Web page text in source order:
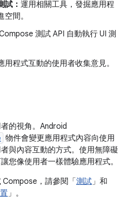
試： 運用相關工具，發掘應用程
間。
測試 API 自動執行 UI 測
用程式互動的使用者收集意見。
的視角。Android
物件會變更應用程式內容向使用
與內容互動的方式。使用無障礙
您像使用者一樣體驗應用程式。
，請參閱「 測試」和
」。